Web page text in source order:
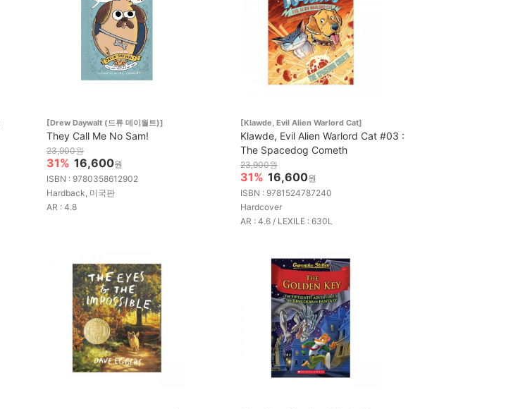
[Drew Daywalt (드류 데이월트)]
They Call Me No Sam!
23,900원
31% 16,600원
ISBN : 9780358612902
Hardback, 미국판
AR : 4.8
[Klawde, Evil Alien Warlord Cat]
Klawde, Evil Alien Warlord Cat #03 :
The Spacedog Cometh
23,900원
31% 16,600원
ISBN : 9781524787240
Hardcover
AR : 4.6 / LEXILE : 630L